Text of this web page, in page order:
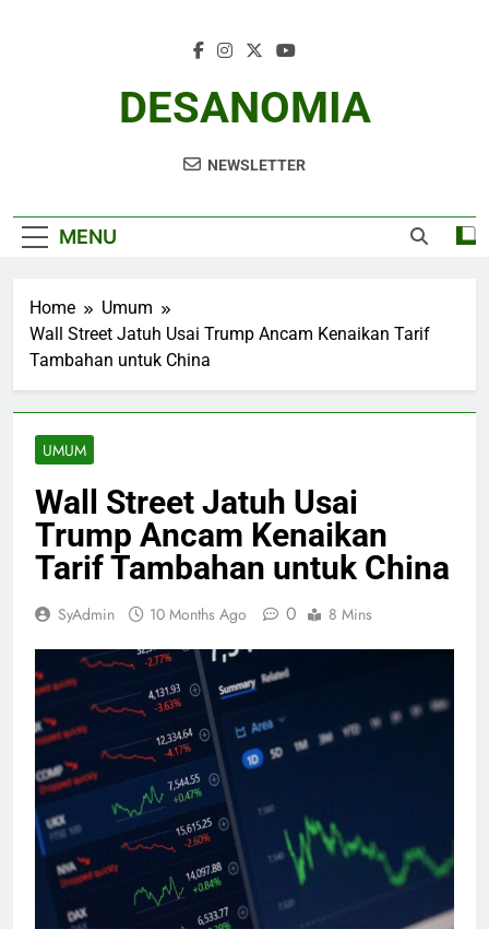
DESANOMIA
NEWSLETTER
MENU
Home
Umum
Wall Street Jatuh Usai Trump Ancam Kenaikan Tarif
Tambahan untuk China
UMUM
Wall Street Jatuh Usai
Trump Ancam Kenaikan
Tarif Tambahan untuk China
SyAdmin 10 Months Ago 0 8 Mins